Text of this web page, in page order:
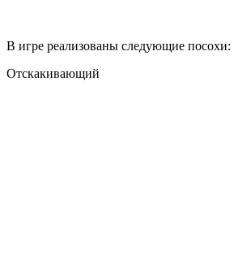
В игре реализованы следующие посохи:
Отскакивающий